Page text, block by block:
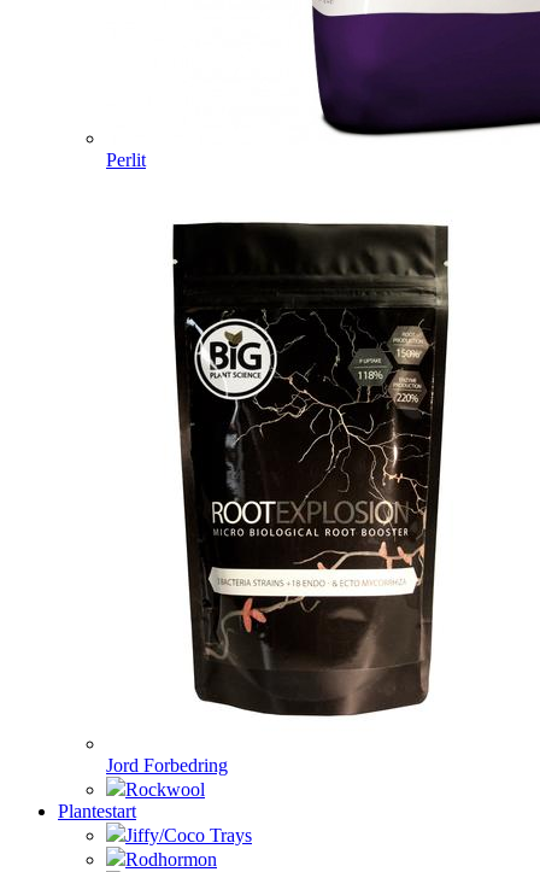
Perlit
Jord Forbedring
Rockwool
Plantestart
Jiffy/Coco Trays
Rodhormon